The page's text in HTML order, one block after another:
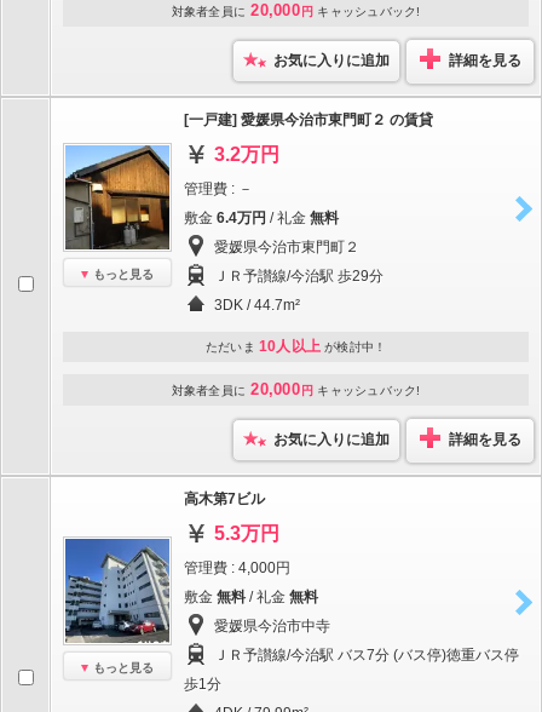
対象者全員に 20,000 円 キャッシュバック!
お気に入りに追加 詳細を見る
もっと見る
[一戸建] 愛媛県今治市東門町２ の賃貸
3.2万円
管理費 : －
敷金 6.4万円 / 礼金 無料
愛媛県今治市東門町２
ＪＲ予讃線/今治駅 歩29分
3DK / 44.7m²
ただいま 10人以上 が検討中！
対象者全員に 20,000 円 キャッシュバック!
お気に入りに追加 詳細を見る
もっと見る
高木第7ビル
5.3万円
管理費 : 4,000円
敷金 無料 / 礼金 無料
愛媛県今治市中寺
ＪＲ予讃線/今治駅 バス7分 (バス停)徳重バス停
歩1分